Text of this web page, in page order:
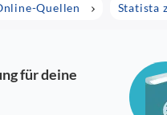
Quellen Statista
für deine